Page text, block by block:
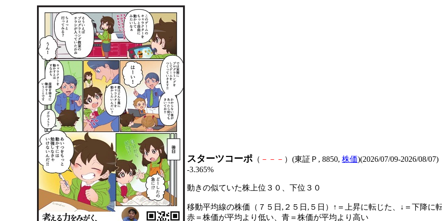
スターツコーポ （ － － － ）(東証Ｐ, 8850, 株価)(2026/07/09-2026/08/07)
-3.365%
動きの似ていた株上位３０、下位３０
移動平均線の株価（７５日,２５日,５日）↑＝上昇に転じた、↓＝下降に
赤＝株価が平均より低い、青＝株価が平均より高い